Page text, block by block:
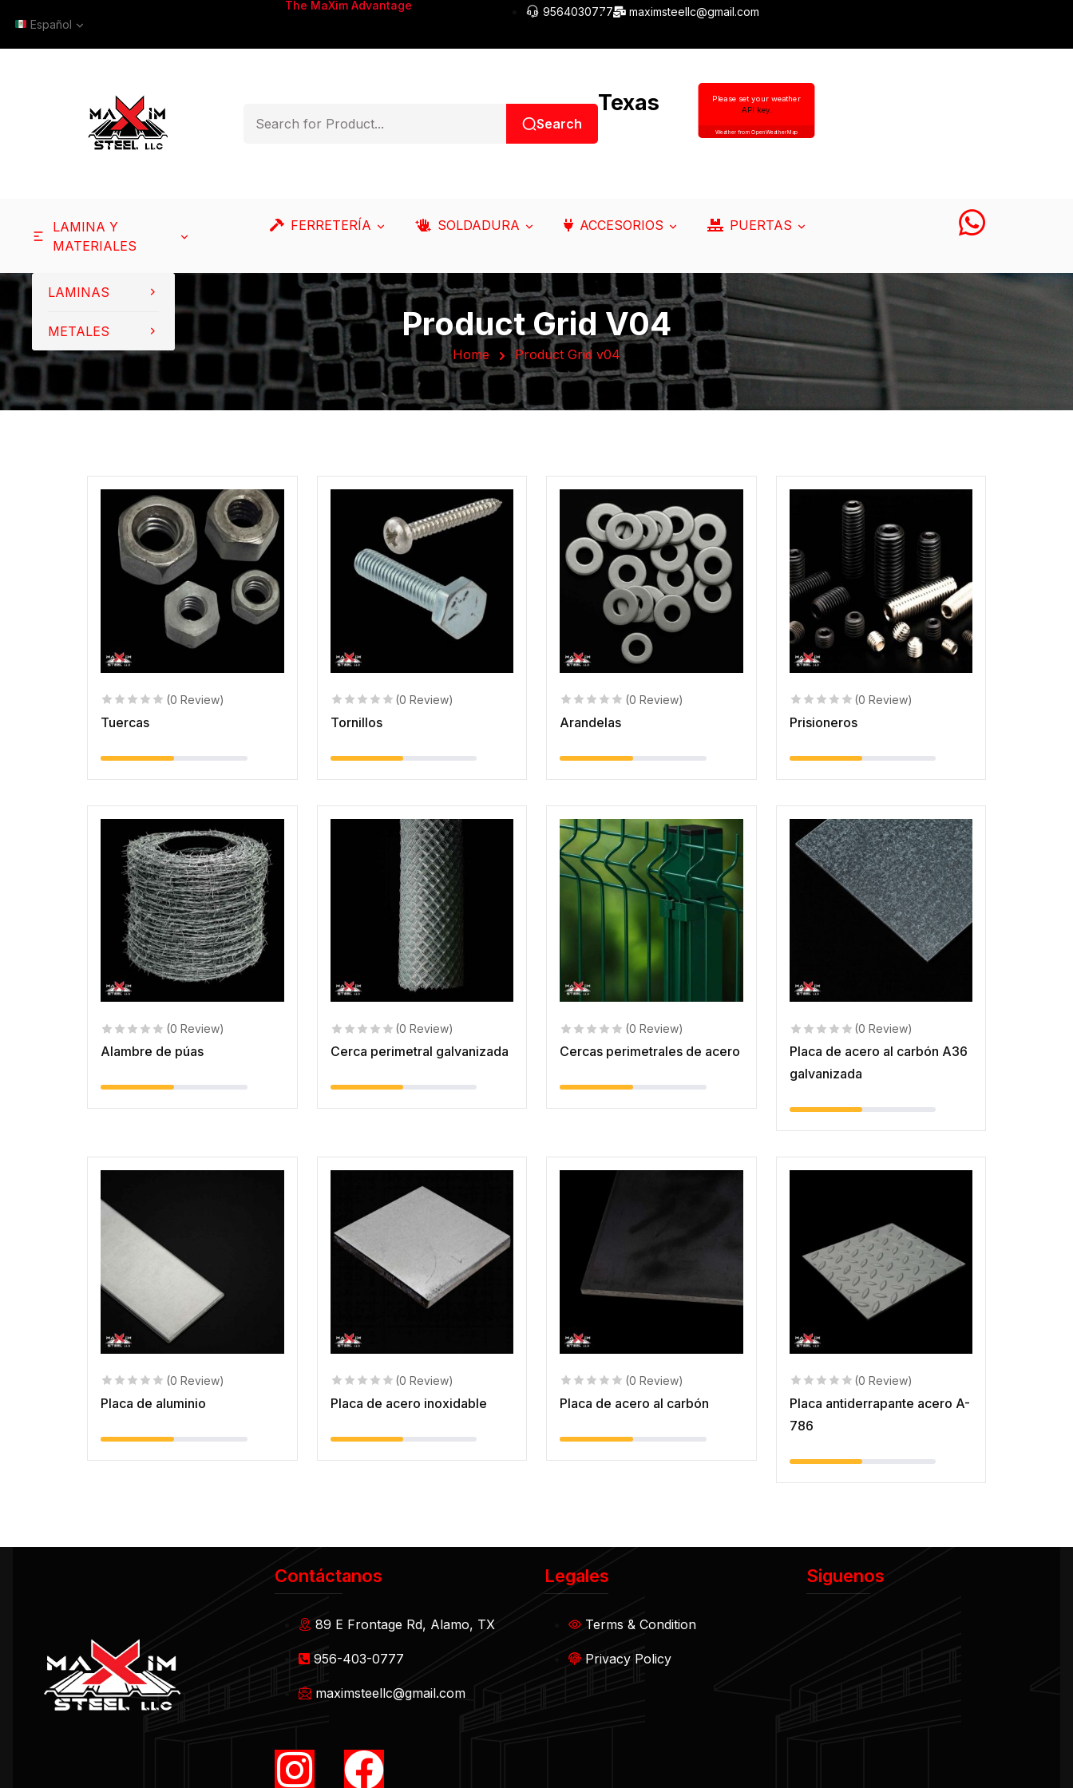
Español
The MaXim Advantage 9564030777 maximsteellc@gmail.com
Search
Texas
Please set your weather
API key.
Weather from OpenWeatherMap
LAMINA Y
MATERIALES
LAMINAS
METALES
FERRETERÍA SOLDADURA ACCESORIOS PUERTAS
Product Grid V04
Home Product Grid v04
(0 Review)
Tuercas
(0 Review)
Tornillos
(0 Review)
Arandelas
(0 Review)
Prisioneros
(0 Review)
Alambre de púas
(0 Review)
Cerca perimetral galvanizada
(0 Review)
Cercas perimetrales de acero
(0 Review)
Placa de acero al carbón A36
galvanizada
(0 Review)
Placa de aluminio
(0 Review)
Placa de acero inoxidable
(0 Review)
Placa de acero al carbón
(0 Review)
Placa antiderrapante acero A-
786
Contáctanos
89 E Frontage Rd, Alamo, TX
956-403-0777
maximsteellc@gmail.com
Legales
Terms & Condition
Privacy Policy
Siguenos